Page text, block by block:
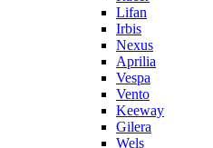
Lifan
Irbis
Nexus
Aprilia
Vespa
Vento
Keeway
Gilera
Wels